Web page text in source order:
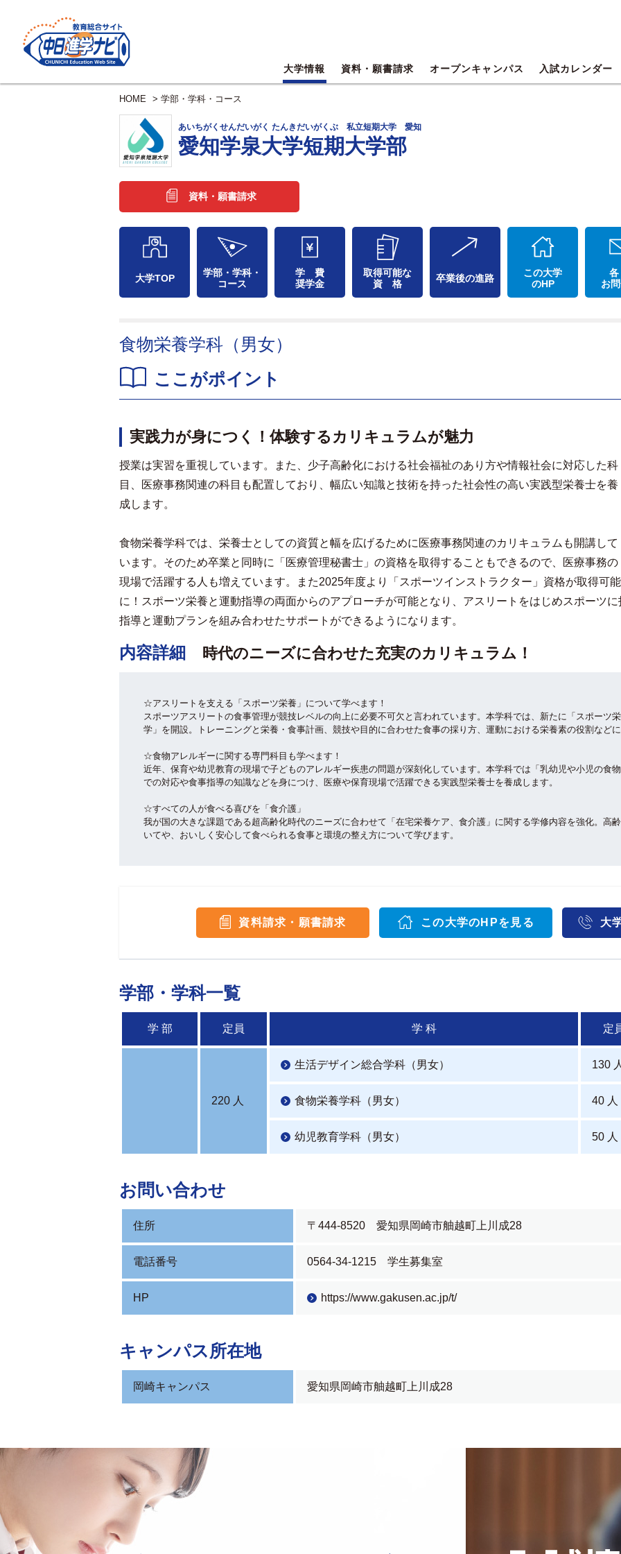
大学情報 資料・願書請求 オープンキャンパス 入試カレンダー
HOME > 学部・学科・コース
あいちがくせんだいがく たんきだいがくぶ 私立短期大学 愛知
愛知学泉大学短期大学部
資料・願書請求
大学TOP
学部・学科・
コース
学 費
奨学金
取得可能な
資 格
卒業後の進路
この大学
のHP
各
お
食物栄養学科（男女）
ここがポイント
実践力が身につく！体験するカリキュラムが魅力
授業は実習を重視しています。また、少子高齢化における社会福祉のあり方や情報社会に対応した科
目、医療事務関連の科目も配置しており、幅広い知識と技術を持った社会性の高い実践型栄養士を養
成します。
食物栄養学科では、栄養士としての資質と幅を広げるために医療事務関連のカリキュラムも開講して
います。そのため卒業と同時に「医療管理秘書士」の資格を取得することもできるので、医療事務の
現場で活躍する人も増えています。また2025年度より「スポーツインストラクター」資格が取得可能
に！スポーツ栄養と運動指導の両面からのアプローチが可能となり、アスリートをはじめスポーツ
指導と運動プランを組み合わせたサポートができるようになります。
内容詳細 時代のニーズに合わせた充実のカリキュラム！
☆アスリートを支える「スポーツ栄養」について学べます！
スポーツアスリートの食事管理が競技レベルの向上に必要不可欠と言われています。本学科では、新たに「スポーツ
学」を開設。トレーニングと栄養・食事計画、競技や目的に合わせた食事の採り方、運動における栄養素の役割など
☆食物アレルギーに関する専門科目も学べます！
近年、保育や幼児教育の現場で子どものアレルギー疾患の問題が深刻化しています。本学科では「乳幼児や小児の食
での対応や食事指導の知識などを身につけ、医療や保育現場で活躍できる実践型栄養士を養成します。
☆すべての人が食べる喜びを「食介護」
我が国の大きな課題である超高齢化時代のニーズに合わせて「在宅栄養ケア、食介護」に関する学修内容を強化。高
いてや、おいしく安心して食べられる食事と環境の整え方について学びます。
資料請求・願書請求 この大学のHPを見る 大
学部・学科一覧
学 部 定員 学 科 定
220 人
生活デザイン総合学科（男女） 130 人
食物栄養学科（男女） 40 人
幼児教育学科（男女） 50 人
お問い合わせ
住所 〒444-8520 愛知県岡崎市舳越町上川成28
電話番号 0564-34-1215 学生募集室
HP https://www.gakusen.ac.jp/t/
キャンパス所在地
岡崎キャンパス 愛知県岡崎市舳越町上川成28